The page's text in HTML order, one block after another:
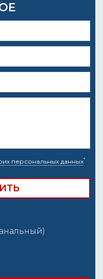
персональных данных*